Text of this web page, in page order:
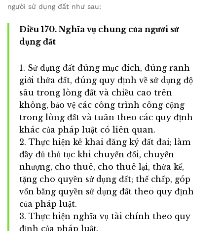
người sử dụng đất như sau:
Điều 170. Nghĩa vụ chung của người sử
dụng đất
1. Sử dụng đất đúng mục đích, đúng ranh
giới thửa đất, đúng quy định về sử dụng độ
sâu trong lòng đất và chiều cao trên
không, bảo vệ các công trình công cộng
trong lòng đất và tuân theo các quy định
khác của pháp luật có liên quan.
2. Thực hiện kê khai đăng ký đất đai; làm
đầy đủ thủ tục khi chuyển đổi, chuyển
nhượng, cho thuê, cho thuê lại, thừa kế,
tặng cho quyền sử dụng đất; thế chấp, góp
vốn bằng quyền sử dụng đất theo quy định
của pháp luật.
3. Thực hiện nghĩa vụ tài chính theo quy
định của pháp luật.